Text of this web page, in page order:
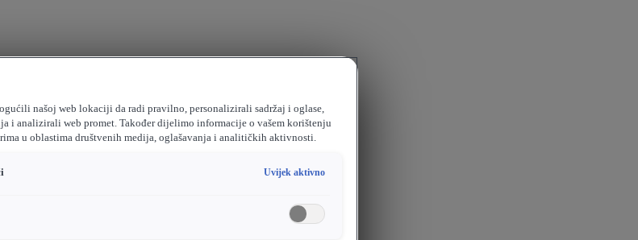
našoj web lokaciji da radi pravilno, personalizirali sadržaj i oglase,
i analizirali web promet. Također dijelimo informacije o vašem korištenju
u oblastima društvenih medija, oglašavanja i analitičkih aktivnosti.
Uvijek aktivno